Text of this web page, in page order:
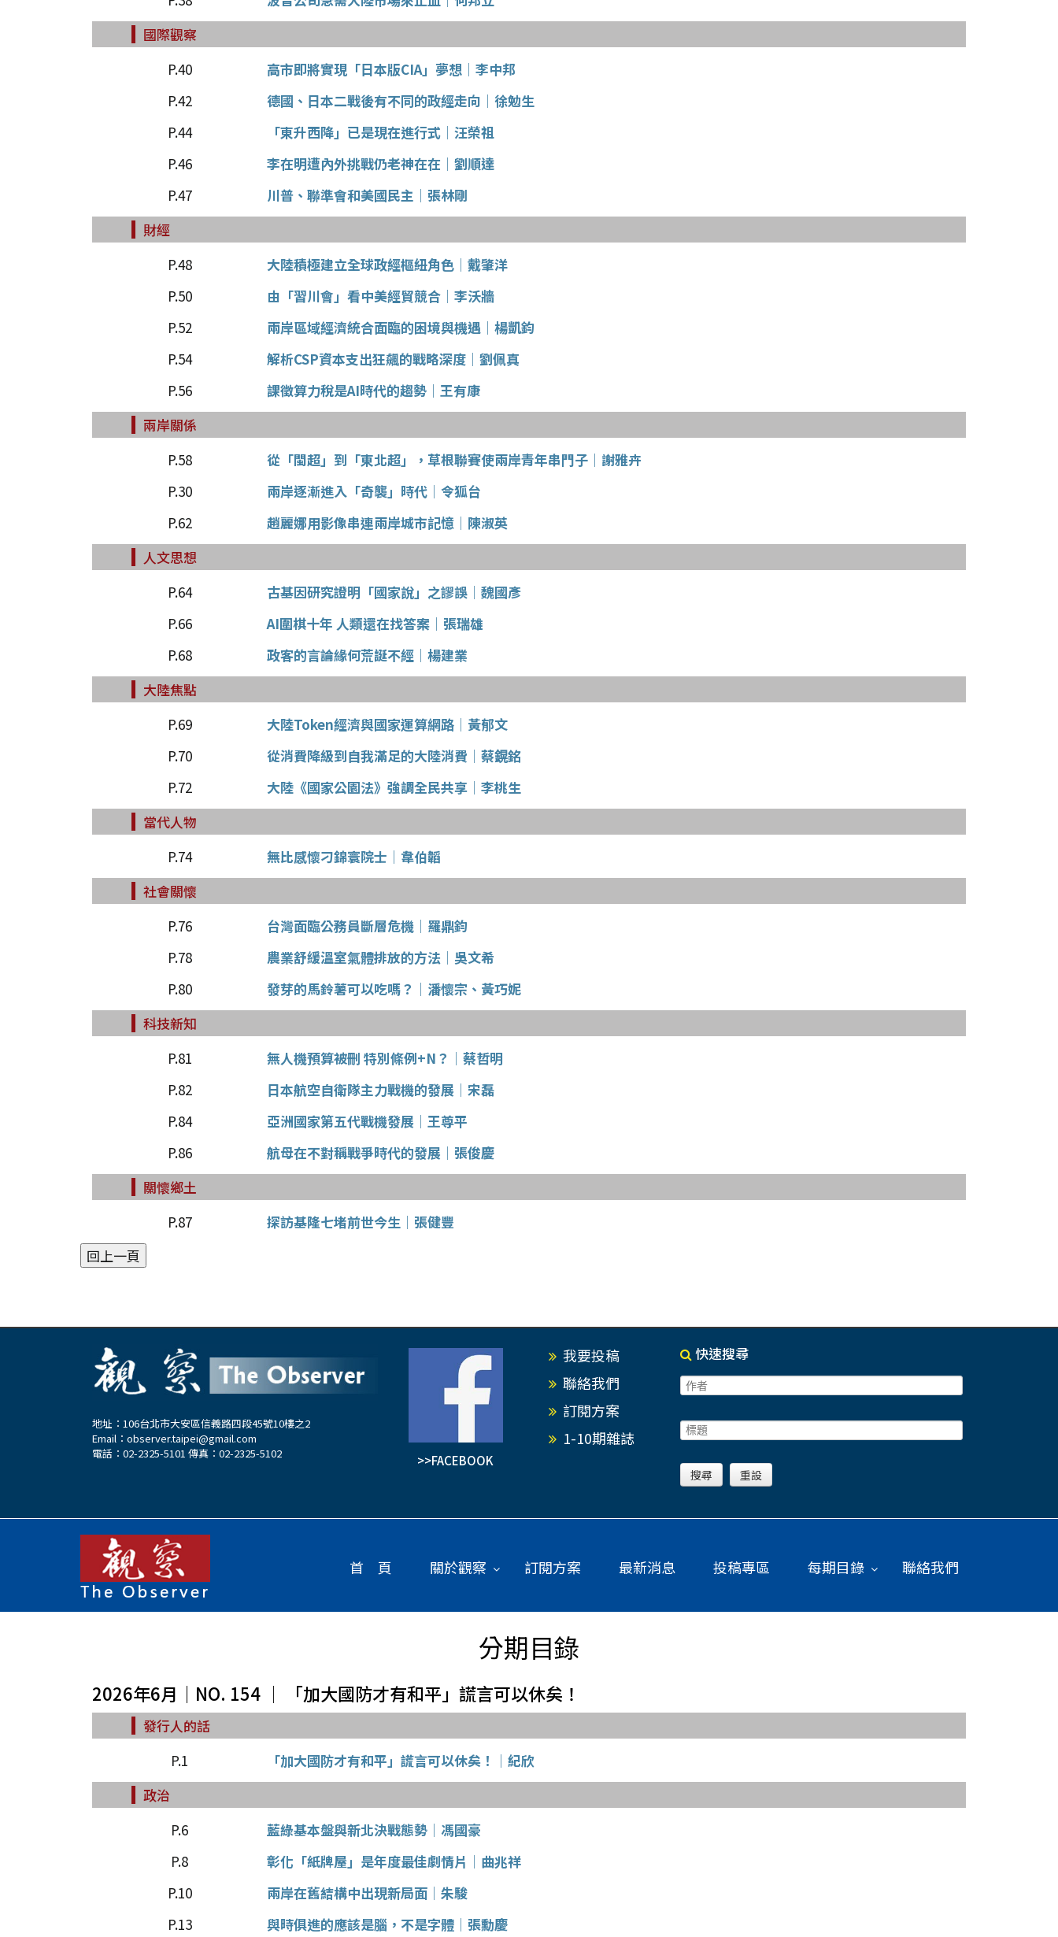
國際觀察
P.40
高市即將實現「日本版CIA」夢想│李中邦
P.42
德國、日本二戰後有不同的政經走向│徐勉生
P.44
「東升西降」已是現在進行式│汪榮祖
P.46
李在明遭內外挑戰仍老神在在│劉順達
P.47
川普、聯準會和美國民主│張林剛
財經
P.48
大陸積極建立全球政經樞紐角色│戴肇洋
P.50
由「習川會」看中美經貿競合│李沃牆
P.52
兩岸區域經濟統合面臨的困境與機遇│楊凱鈞
P.54
解析CSP資本支出狂飆的戰略深度│劉佩真
P.56
課徵算力稅是AI時代的趨勢│王有康
兩岸關係
P.58
從「閩超」到「東北超」，草根聯賽使兩岸青年串門子│謝雅卉
P.30
兩岸逐漸進入「奇襲」時代│令狐台
P.62
趙麗娜用影像串連兩岸城市記憶│陳淑英
人文思想
P.64
古基因研究證明「國家說」之謬誤│魏國彥
P.66
AI圍棋十年 人類還在找答案│張瑞雄
P.68
政客的言論緣何荒誕不經│楊建業
大陸焦點
P.69
大陸Token經濟與國家運算網路│黃郁文
P.70
從消費降級到自我滿足的大陸消費│蔡鎤銘
P.72
大陸《國家公園法》強調全民共享│李桃生
當代人物
P.74
無比感懷刁錦寰院士│韋伯韜
社會關懷
P.76
台灣面臨公務員斷層危機│羅鼎鈞
P.78
農業舒緩溫室氣體排放的方法│吳文希
P.80
發芽的馬鈴薯可以吃嗎？│潘懷宗、黃巧妮
科技新知
P.81
無人機預算被刪 特別條例+N？│蔡哲明
P.82
日本航空自衛隊主力戰機的發展│宋磊
P.84
亞洲國家第五代戰機發展│王尊平
P.86
航母在不對稱戰爭時代的發展│張俊慶
關懷鄉土
P.87
探訪基隆七堵前世今生│張健豐
地址：106台北市大安區信義路四段45號10樓之2
Email： observer.taipei@gmail.com
電話：02-2325-5101 傳真：02-2325-5102
>>FACEBOOK
我要投稿
聯絡我們
訂閱方案
1-10期雜誌
快速搜尋
首 頁 關於觀察 訂閱方案 最新消息 投稿專區 每期目錄 聯絡我們
分期目錄
2026年6月｜NO. 154 │ 「加大國防才有和平」謊言可以休矣！
發行人的話
P.1
「加大國防才有和平」謊言可以休矣！│紀欣
政治
P.6
藍綠基本盤與新北決戰態勢│馮國豪
P.8
彰化「紙牌屋」是年度最佳劇情片│曲兆祥
P.10
兩岸在舊結構中出現新局面│朱駿
P.13
與時俱進的應該是腦，不是字體│張勳慶